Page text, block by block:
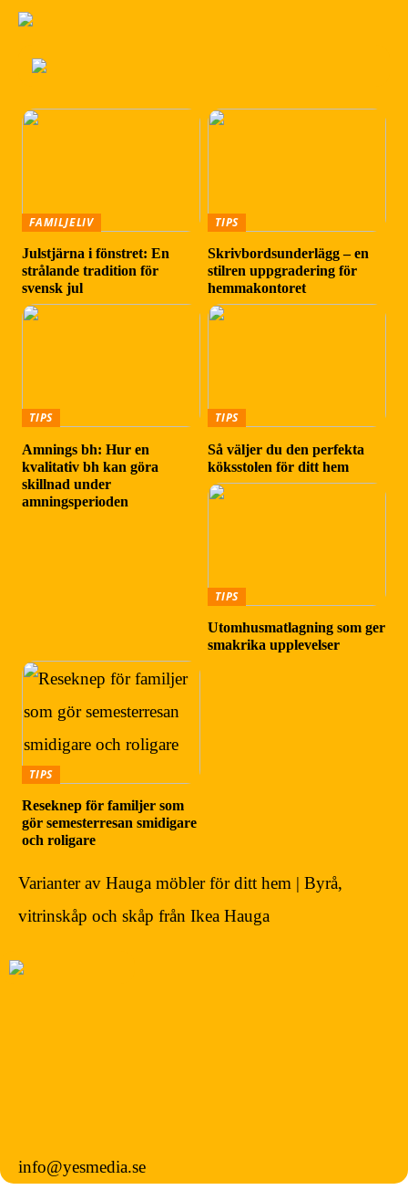
FAMILJELIV
Julstjärna i fönstret: En
strålande tradition för
svensk jul
TIPS
Skrivbordsunderlägg – en
stilren uppgradering för
hemmakontoret
TIPS
Amnings bh: Hur en
kvalitativ bh kan göra
skillnad under
amningsperioden
TIPS
Så väljer du den perfekta
köksstolen för ditt hem
TIPS
Utomhusmatlagning som ger
smakrika upplevelser
TIPS
Reseknep för familjer som
gör semesterresan smidigare
och roligare
Varianter av Hauga möbler för ditt hem | Byrå,
vitrinskåp och skåp från Ikea Hauga
info@yesmedia.se